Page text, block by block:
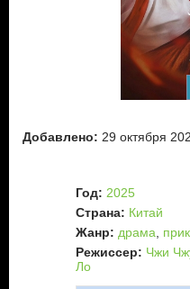
Добавлено: 29 октября
Год: 2025
Страна: Китай
Жанр: драма
Режиссер: Чжи
Ло